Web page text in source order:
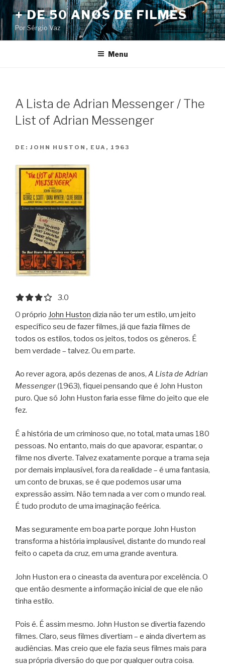
Pular
para
o
conteúdo
+ DE 50 ANOS DE FILMES
Por Sérgio Vaz
Menu
A Lista de Adrian Messenger / The
List of Adrian Messenger
DE: JOHN HUSTON, EUA, 1963
3.0 out of 5.0 stars
3.0
O próprio John Huston dizia não ter um estilo, um jeito
específico seu de fazer filmes, já que fazia filmes de
todos os estilos, todos os jeitos, todos os gêneros. É
bem verdade – talvez. Ou em parte.
Ao rever agora, após dezenas de anos, A Lista de Adrian
Messenger(1963), fiquei pensando que é John Huston
puro. Que só John Huston faria esse filme do jeito que ele
fez.
É a história de um criminoso que, no total, mata umas 180
pessoas. No entanto, mais do que apavorar, espantar, o
filme nos diverte. Talvez exatamente porque a trama seja
por demais implausível, fora da realidade – é uma fantasia,
um conto de bruxas, se é que podemos usar uma
expressão assim. Não tem nada a ver com o mundo real.
É tudo produto de uma imaginação feérica.
Mas seguramente em boa parte porque John Huston
transforma a história implausível, distante do mundo real
feito o capeta da cruz, em uma grande aventura.
John Huston era o cineasta da aventura por excelência. O
que então desmente a informação inicial de que ele não
tinha estilo.
Pois é. É assim mesmo. John Huston se divertia fazendo
filmes. Claro, seus filmes divertiam – e ainda divertem as
audiências. Mas creio que ele fazia seus filmes mais para
sua própria diversão do que por qualquer outra coisa.